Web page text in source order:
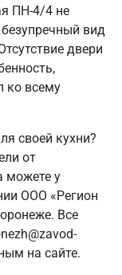
ПН-4/4 не
вид
двери
ко всему
своей кухни?
от
можете у
ООО «Регион
Все
на сайте.